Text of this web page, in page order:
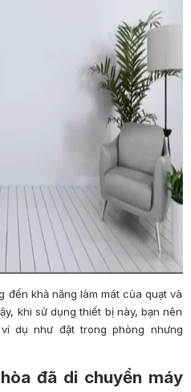
đến khả năng làm mát của quạt và
khi sử dụng thiết bị này, bạn nên
dụ như đặt trong phòng nhưng
đã di chuyển máy